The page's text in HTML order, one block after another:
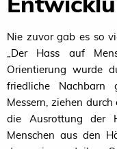
Nie zuvor gab es so
„Der Hass auf
Orientierung wurde
friedliche Nachbarn
Messern, ziehen
die Ausrottung der
Menschen aus den